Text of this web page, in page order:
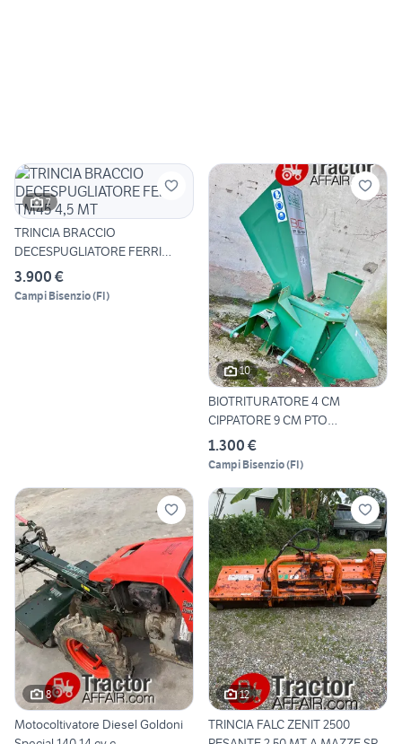
7
TRINCIA BRACCIO
DECESPUGLIATORE FERRI
TM45 4,5 MT
3.900 €
Campi Bisenzio(FI)
10
BIOTRITURATORE 4 CM
CIPPATORE 9 CM PTO
TRATTORE
1.300 €
Campi Bisenzio(FI)
8
Motocoltivatore Diesel Goldoni
12
TRINCIA FALC ZENIT 2500